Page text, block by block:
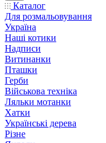
Каталог
Для розмальовування
Україна
Наші котики
Надписи
Витинанки
Пташки
Герби
Військова техніка
Ляльки мотанки
Хатки
Українські дерева
Різне